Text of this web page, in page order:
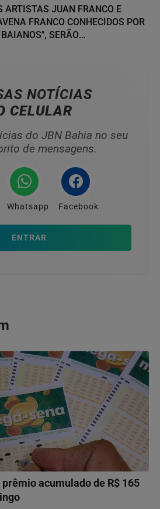
ARTISTAS JUAN FRANCO E
FRANCO CONHECIDOS POR
SERÃO
NOTÍCIAS
CELULAR
do JBN Bahia no seu
de mensagens.
Whatsapp Facebook
ENTRAR
acumulado de R$ 165